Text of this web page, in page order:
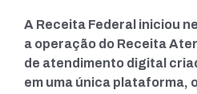
A Receita Federal iniciou
a operação do Receita
de atendimento digital
em uma única plataforma,